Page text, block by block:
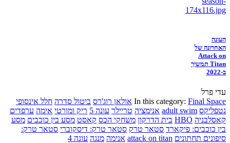
העונה
האחרונה של
Attack on
Titan תמשיך
ב-2022
עדי פרל
In this category: Final Space אולאן רוג'רס ביטול סדרה חלל אינסופי
נטפליקס adult swim אנימציה טריילר עונה 5 ריק ומורטי אימה ערפדים
קאסלבניה HBO בית הדרקון משחקי הכס קאסט מסע בין כוכבים מסע
בין כוכבים: פיקארד סטאר טרק סטאר טרק: דיסקוברי סטאר טרק:
סיפונים תחתונים attack on titan אנימה מנגה עונה 4